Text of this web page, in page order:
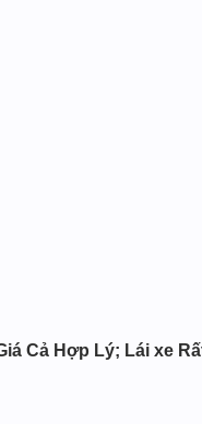
Cả Hợp Lý; Lái xe